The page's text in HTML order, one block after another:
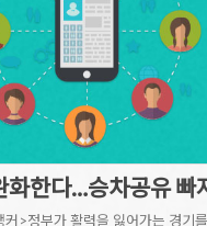
화한다…승차공유 빠
>정부가 활력을 잃어가는 경기